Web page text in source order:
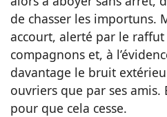
de chasser les importuns.
accourt, alerté par le
compagnons et, à
davantage le bruit
ouvriers que par ses
pour que cela cesse.